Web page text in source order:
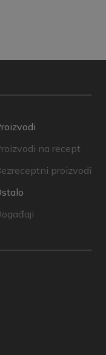
na recept
proizvodi